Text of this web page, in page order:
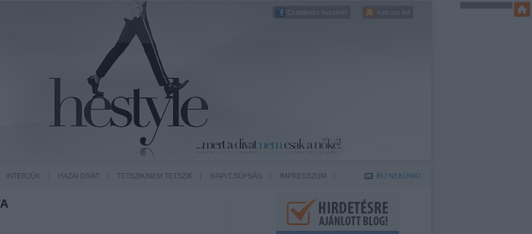
Csatlakozz hozzánk! Iratkozz fel!
INTERJÚK HAZAI DIVAT TETSZIK/NEM TETSZIK NAPI CSÚFSÁG IMPRESSZUM ÍRJ NEKÜNK!